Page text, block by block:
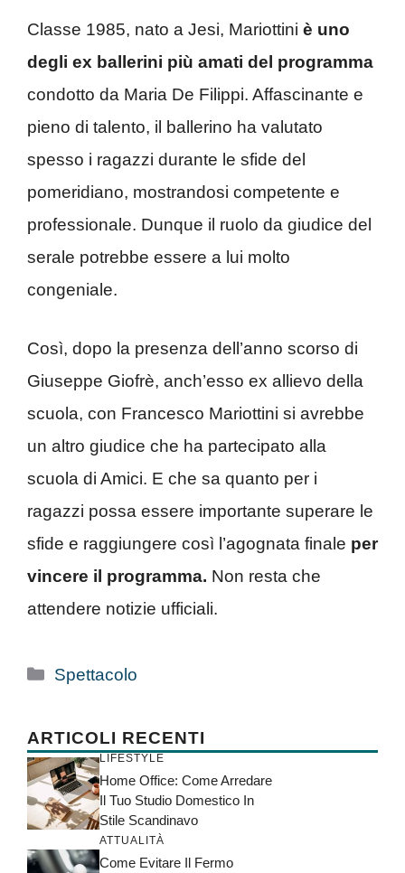
Classe 1985, nato a Jesi, Mariottini è uno
degli ex ballerini più amati del programma
condotto da Maria De Filippi. Affascinante e
pieno di talento, il ballerino ha valutato
spesso i ragazzi durante le sfide del
pomeridiano, mostrandosi competente e
professionale. Dunque il ruolo da giudice del
serale potrebbe essere a lui molto
congeniale.
Così, dopo la presenza dell’anno scorso di
Giuseppe Giofrè, anch’esso ex allievo della
scuola, con Francesco Mariottini si avrebbe
un altro giudice che ha partecipato alla
scuola di Amici. E che sa quanto per i
ragazzi possa essere importante superare le
sfide e raggiungere così l’agognata finale per
vincere il programma. Non resta che
attendere notizie ufficiali.
Categorie
Spettacolo
ARTICOLI RECENTI
LIFESTYLE
Home Office: Come Arredare
Il Tuo Studio Domestico In
Stile Scandinavo
ATTUALITÀ
Come Evitare Il Fermo